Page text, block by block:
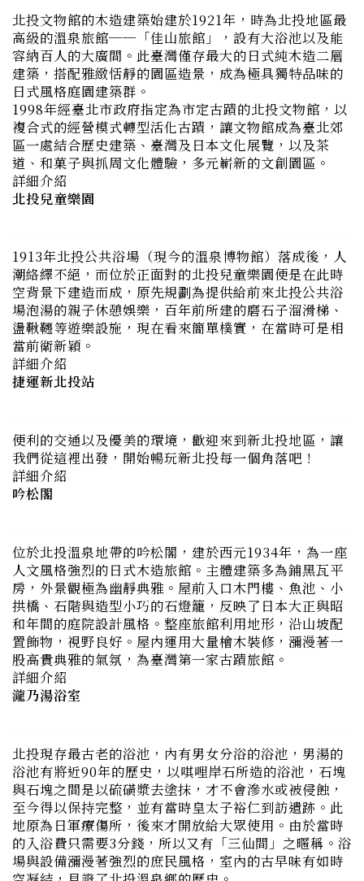
容納百人的大廣間。此臺灣僅存最大的日式純木造二層
建築，搭配雅緻恬靜的園區造景，成為極具獨特品味的
日式風格庭園建築群。
1998年經臺北市政府指定為市定古蹟的北投文物館，以
複合式的經營模式轉型活化古蹟，讓文物館成為臺北郊
區一處結合歷史建築、臺灣及日本文化展覽，以及茶
道、和菓子與抓周文化體驗，多元嶄新的文創園區。
詳細介紹
北投兒童樂園
1913年北投公共浴場（現今的溫泉博物館）落成後，人
空背景下建造而成，原先規劃為提供給前來北投公共浴
場泡湯的親子休憩娛樂，百年前所建的磨石子溜滑梯、
盪鞦韆等遊樂設施，現在看來簡單樸實，在當時可是相
當前衛新穎。
詳細介紹
捷運新北投站
詳細介紹
吟松閣
房，外景觀極為幽靜典雅。屋前入口木門樓、魚池、小
拱橋、石階與造型小巧的石燈籠，反映了日本大正與昭
和年間的庭院設計風格。整座旅館利用地形，沿山坡配
置飾物，視野良好。屋內運用大量檜木裝修，瀰漫著一
股高貴典雅的氣氛，為臺灣第一家古蹟旅館。
詳細介紹
瀧乃湯浴室
與石塊之間是以硫磺漿去塗抹，才不會滲水或被侵蝕，
至今得以保持完整，並有當時皇太子裕仁到訪遺跡。此
地原為日軍療傷所，後來才開放給大眾使用。由於當時
的入浴費只需要3分錢，所以又有「三仙間」之暱稱。浴
場與設備瀰漫著強烈的庶民風格，室內的古早味有如時
空凝結，見證了北投溫泉鄉的歷史。
詳細介紹
天狗庵史蹟公園